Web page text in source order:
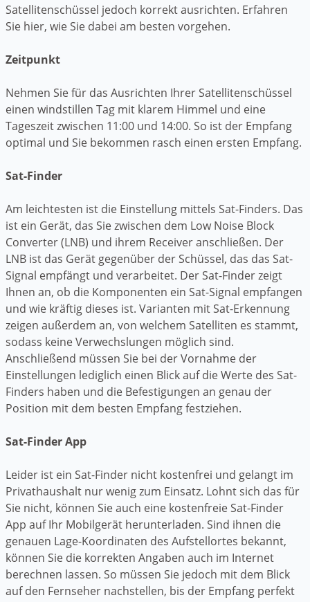
Satellitenschüssel jedoch korrekt ausrichten. Erfahren
Sie hier, wie Sie dabei am besten vorgehen.
Zeitpunkt
Nehmen Sie für das Ausrichten Ihrer Satellitenschüssel
einen windstillen Tag mit klarem Himmel und eine
Tageszeit zwischen 11:00 und 14:00. So ist der Empfang
optimal und Sie bekommen rasch einen ersten Empfang.
Sat-Finder
Am leichtesten ist die Einstellung mittels Sat-Finders. Das
ist ein Gerät, das Sie zwischen dem Low Noise Block
Converter (LNB) und ihrem Receiver anschließen. Der
LNB ist das Gerät gegenüber der Schüssel, das das Sat-
Signal empfängt und verarbeitet. Der Sat-Finder zeigt
Ihnen an, ob die Komponenten ein Sat-Signal empfangen
und wie kräftig dieses ist. Varianten mit Sat-Erkennung
zeigen außerdem an, von welchem Satelliten es stammt,
sodass keine Verwechslungen möglich sind.
Anschließend müssen Sie bei der Vornahme der
Einstellungen lediglich einen Blick auf die Werte des Sat-
Finders haben und die Befestigungen an genau der
Position mit dem besten Empfang festziehen.
Sat-Finder App
Leider ist ein Sat-Finder nicht kostenfrei und gelangt im
Privathaushalt nur wenig zum Einsatz. Lohnt sich das für
Sie nicht, können Sie auch eine kostenfreie Sat-Finder
App auf Ihr Mobilgerät herunterladen. Sind ihnen die
genauen Lage-Koordinaten des Aufstellortes bekannt,
können Sie die korrekten Angaben auch im Internet
berechnen lassen. So müssen Sie jedoch mit dem Blick
auf den Fernseher nachstellen, bis der Empfang perfekt